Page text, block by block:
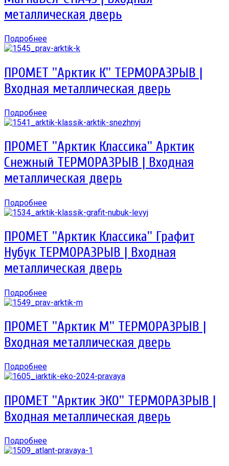
металлическая дверь
Подробнее
ПРОМЕТ ''Арктик К'' ТЕРМОРАЗРЫВ |
Входная металлическая дверь
Подробнее
ПРОМЕТ ''Арктик Классика'' Арктик
Снежный ТЕРМОРАЗРЫВ | Входная
металлическая дверь
Подробнее
ПРОМЕТ ''Арктик Классика'' Графит
Нубук ТЕРМОРАЗРЫВ | Входная
металлическая дверь
Подробнее
ПРОМЕТ ''Арктик М'' ТЕРМОРАЗРЫВ |
Входная металлическая дверь
Подробнее
ПРОМЕТ ''Арктик ЭКО'' ТЕРМОРАЗРЫВ |
Входная металлическая дверь
Подробнее